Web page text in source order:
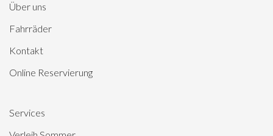
Über uns
Fahrräder
Kontakt
Online Reservierung
Services